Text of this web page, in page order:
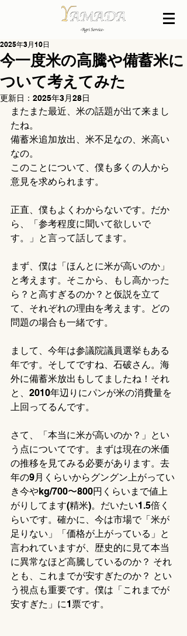
今一度米の高騰や備蓄米に
ついて考えてみた
2025年3月10日
更新日： 2025年3月28日
またまた最近、米の話題が出て来まし
たね。
備蓄米追加放出、米不足なの、米高い
なの。
このことについて、僕も多くの人から
意見を求められます。
正直、僕もよくわからないです。だか
ら、「参考程度に聞いて欲しいで
す。」と言って話してます。
まず、僕は「ほんとに米が高いのか」
と考えます。そこから、もし高かった
ら？と高すぎるのか？と仮説を立て
て、それぞれの理由を考えます。どの
問題の場合も一緒です。
まして、今年は参議院議員選挙もある
年です。そしてですね、石破さん。海
外に備蓄米放出もしてましたね！それ
と、2010年辺りにパンが米の消費量を
上回ってるんです。
さて、「本当に米が高いのか？」とい
う点についてです。まずは現在の米価
の推移を見てみる必要があります。去
年の9月くらいからグングン上がってい
き今やkg/700〜800円くらいまで値上
がりしてます(精米)。だいたい1.5倍く
らいです。確かに、今は市場で「米が
足りない」「価格が上がっている」と
言われていますが、歴史的に見て本当
に異常なほど高騰しているのか？ それ
とも、これまでが安すぎたのか？ とい
う視点も重要です。僕は「これまでが
安すぎた」に1票です。